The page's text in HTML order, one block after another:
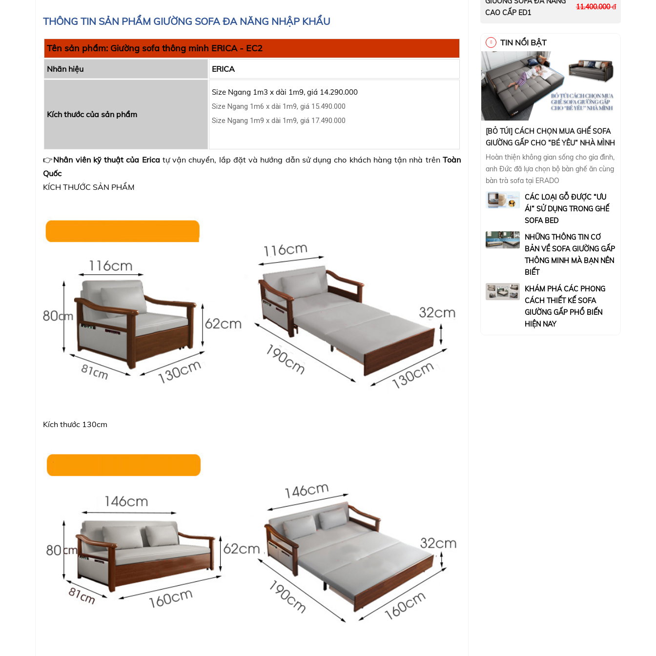
THÔNG TIN SẢN PHẨM GIƯỜNG SOFA ĐA NĂNG NHẬP KHẨU
Tên sản phẩm: Giường sofa thông minh ERICA - EC2
Nhãn hiệu ERICA
Kích thước của sản phẩm
Size Ngang 1m3 x dài 1m9, giá 14.290.000
Size Ngang 1m6 x dài 1m9, giá 15.490.000
Size Ngang 1m9 x dài 1m9, giá 17.490.000
👉Nhân viên kỹ thuật của Erica tự vận chuyển, lắp đặt và hướng dẫn sử dụng cho khách hàng tận nhà trênToàn
Quốc
KÍCH THƯỚC SẢN PHẨM
Kích thước 130cm
CAO CẤP ED1
11.400.000đ
TIN NỔI BẬT
[BỎ TÚI] CÁCH CHỌN MUA GHẾ SOFA
GIƯỜNG GẤP CHO “BÉ YÊU” NHÀ MÌNH
Hoàn thiện không gian sống cho gia đình,
anh Đức đã lựa chọn bộ bàn ghế ăn cùng
bàn trà sofa tại ERADO
CÁC LOẠI GỖ ĐƯỢC “ƯU
ÁI” SỬ DỤNG TRONG GHẾ
SOFA BED
NHỮNG THÔNG TIN CƠ
BẢN VỀ SOFA GIƯỜNG GẤP
THÔNG MINH MÀ BẠN NÊN
BIẾT
KHÁM PHÁ CÁC PHONG
CÁCH THIẾT KẾ SOFA
GIƯỜNG GẤP PHỔ BIẾN
HIỆN NAY